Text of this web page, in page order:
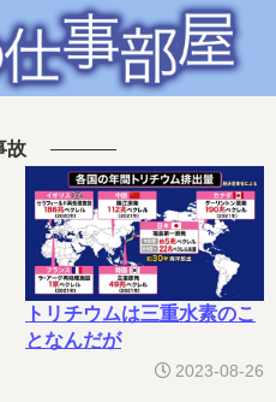
故
トリチウムは三重水素のこ
となんだが
2023-08-26